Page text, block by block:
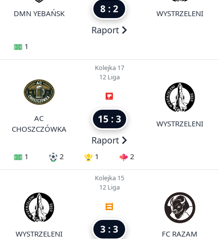
DMN YEBAŃSK 8 : 2
Raport
WYSTRZELENI
1
AC
CHOSZCZÓWKA
Kolejka 17
12 Liga
15 : 3
Raport
WYSTRZELENI
1 2 1 2
WYSTRZELENI
Kolejka 15
12 Liga
3 : 3 FC RAZAM